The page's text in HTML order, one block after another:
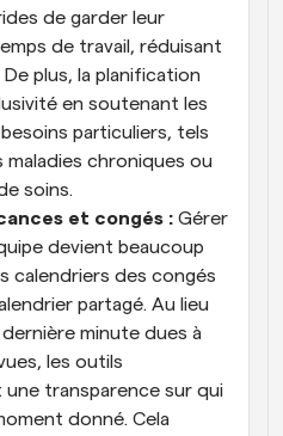
de garder leur
de travail, réduisant
plus, la planification
en soutenant les
particuliers, tels
chroniques ou
soins.
et congés : Gérer
devient beaucoup
calendriers des congés
partagé. Au lieu
minute dues à
les outils
transparence sur qui
donné. Cela